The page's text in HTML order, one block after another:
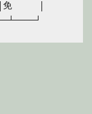
　　　│